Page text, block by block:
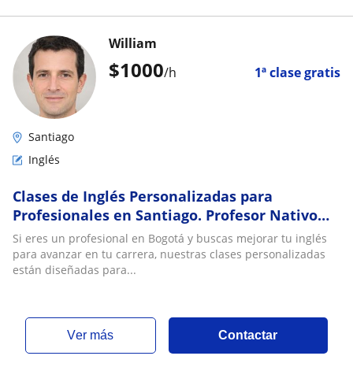
$1000/h 1ª clase gratis
William
Santiago
Inglés
Clases de Inglés Personalizadas para
Profesionales en Santiago. Profesor Nativo
con Más de 10 Años de Experiencia
Si eres un profesional en Bogotá y buscas mejorar tu inglés
para avanzar en tu carrera, nuestras clases personalizadas
están diseñadas para...
ver más Contactar